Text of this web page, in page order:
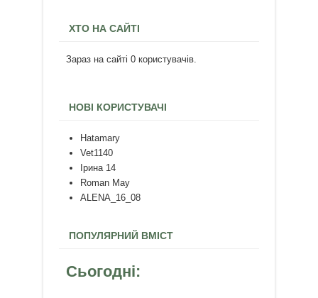
ХТО НА САЙТІ
Зараз на сайті 0 користувачів.
НОВІ КОРИСТУВАЧІ
Hatamary
Vet1140
Ірина 14
Roman May
ALENA_16_08
ПОПУЛЯРНИЙ ВМІСТ
Сьогодні: